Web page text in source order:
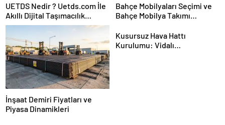
UETDS Nedir ? Uetds.com İle
Akıllı Dijital Taşımacılık
Yazılımı
Bahçe Mobilyaları Seçimi ve
Bahçe Mobilya Takımı
İnşaat Demiri Fiyatları ve
Piyasa Dinamikleri
Kusursuz Hava Hattı
Kurulumu: Vidalı